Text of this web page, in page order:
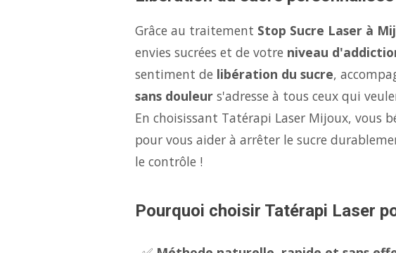
Grâce au traitement Stop Sucre Laser à
envies sucrées et de votre niveau
sentiment de libération du sucre,
sans douleur s'adresse à tous ceux qui
En choisissant Tatérapi Laser Mijoux, vous
pour vous aider à arrêter le sucre
le contrôle !
Pourquoi choisir Tatérapi Laser